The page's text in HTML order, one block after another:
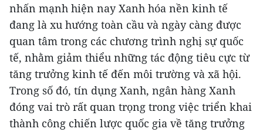
nhấn mạnh hiện nay Xanh hóa nền kinh tế
đang là xu hướng toàn cầu và ngày càng được
quan tâm trong các chương trình nghị sự quốc
tế, nhằm giảm thiểu những tác động tiêu cực từ
tăng trưởng kinh tế đến môi trường và xã hội.
Trong số đó, tín dụng Xanh, ngân hàng Xanh
đóng vai trò rất quan trọng trong việc triển khai
thành công chiến lược quốc gia về tăng trưởng